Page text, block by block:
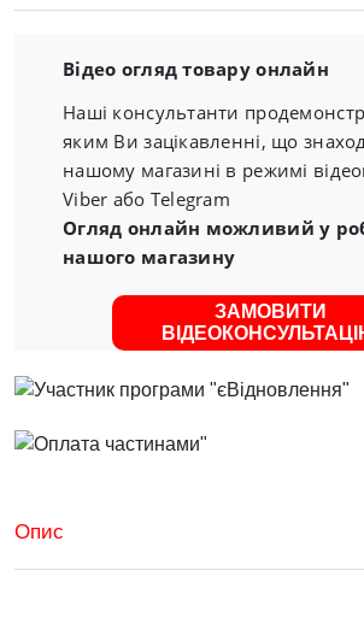
Відео огляд товару онлайн
Наші консультанти
яким Ви зацікавленні, що
нашому магазині в режимі
Viber або Telegram
Огляд онлайн можливий у
нашого магазину
ЗАМОВИТИ
Опис